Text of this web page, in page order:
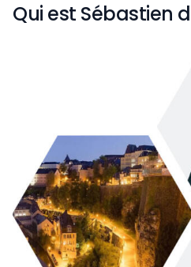
Qui est Sébastien